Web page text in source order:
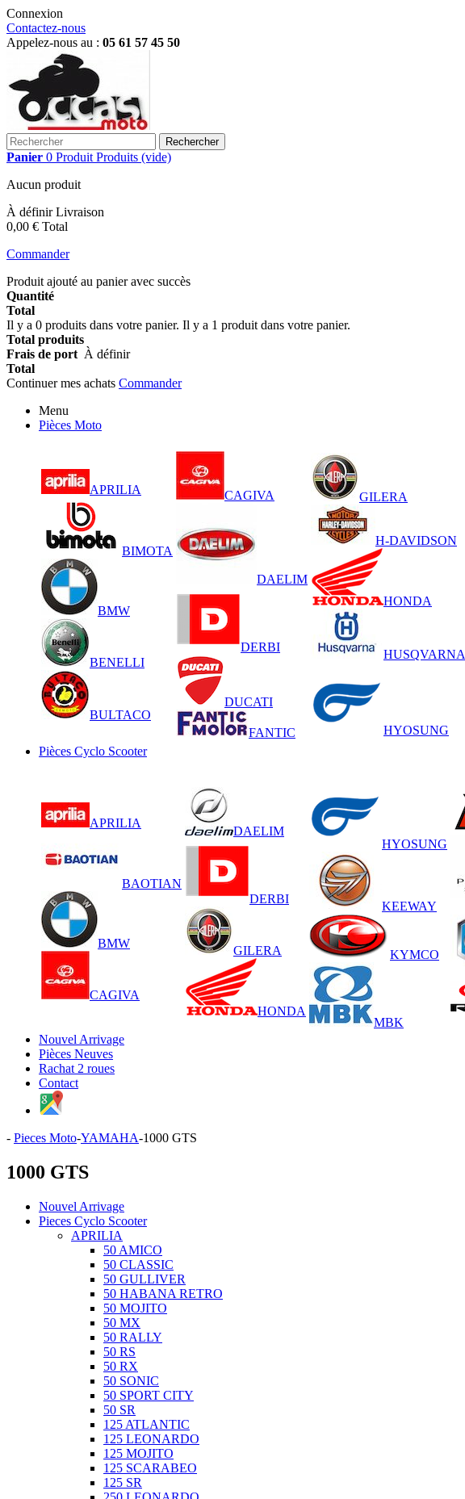
Connexion
Contactez-nous
Appelez-nous au : 05 61 57 45 50
Rechercher
Panier 0 Produit Produits (vide)
Aucun produit
À définir Livraison
0,00 € Total
Commander
Produit ajouté au panier avec succès
Quantité
Total
Il y a 0 produits dans votre panier. Il y a 1 produit dans votre panier.
Total produits
Frais de port À définir
Total
Continuer mes achats Commander
Menu
Pièces Moto
APRILIA
BIMOTA
BMW
BENELLI
BULTACO
CAGIVA
DAELIM
DERBI
DUCATI
FANTIC
GILERA
H-DAVIDSON
HONDA
HUSQVARNA
HYOSUNG
Pièces Cyclo Scooter
APRILIA
BAOTIAN
BMW
CAGIVA
DAELIM
DERBI
GILERA
HONDA
HYOSUNG
KEEWAY
KYMCO
MBK
Nouvel Arrivage
Pièces Neuves
Rachat 2 roues
Contact
- Pieces Moto-YAMAHA-1000 GTS
1000 GTS
Nouvel Arrivage
Pieces Cyclo Scooter
APRILIA
50 AMICO
50 CLASSIC
50 GULLIVER
50 HABANA RETRO
50 MOJITO
50 MX
50 RALLY
50 RS
50 RX
50 SONIC
50 SPORT CITY
50 SR
125 ATLANTIC
125 LEONARDO
125 MOJITO
125 SCARABEO
125 SR